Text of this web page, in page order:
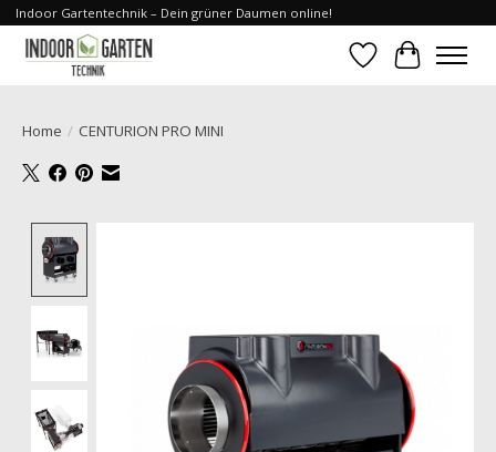
Indoor Gartentechnik – Dein grüner Daumen online!
Verlanglijst
Home / CENTURION PRO MINI